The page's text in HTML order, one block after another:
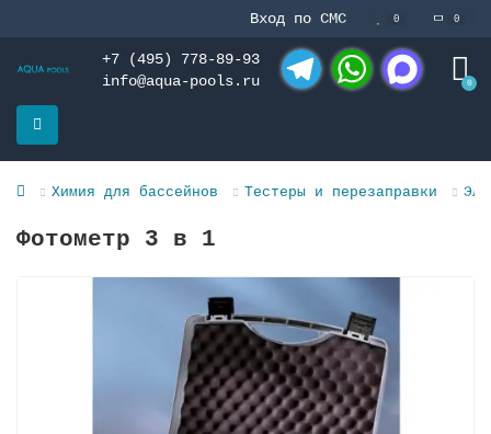
Вход по СМС 0 0
+7 (495) 778-89-93
info@aqua-pools.ru
0
Химия для бассейнов Тестеры и перезаправки
Фотометр 3 в 1